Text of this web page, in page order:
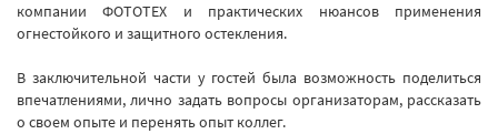
компании ФОТОТЕХ и практических нюансов применения
огнестойкого и защитного остекления.
В заключительной части у гостей была возможность поделиться
впечатлениями, лично задать вопросы организаторам, рассказать
о своем опыте и перенять опыт коллег.